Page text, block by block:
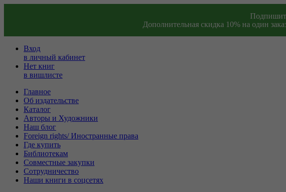
Дополнительная скидка 10% на один
Вход
в личный кабинет
Нет книг
в вишлисте
Главное
Об издательстве
Каталог
Авторы и Художники
Наш блог
Foreign rights/ Иностранные права
Где купить
Библиотекам
Совместные закупки
Сотрудничество
Наши книги в соцсетях